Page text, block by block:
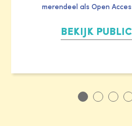
merendeel als Open
BEKIJK